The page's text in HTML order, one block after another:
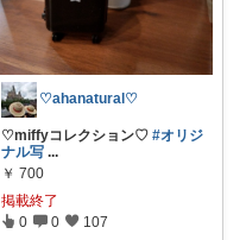
♡ahanatural♡
♡miffyコレクション♡ #オリジ
ナル写 ...
￥ 700
掲載終了
0 0 107